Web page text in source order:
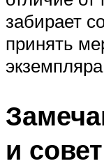
забирает
принять
и